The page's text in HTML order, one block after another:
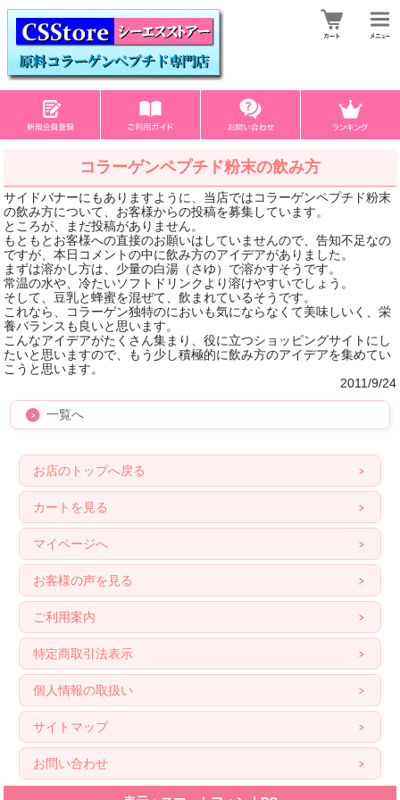
コラーゲンペプチド粉末の飲み方
サイドバナーにもありますように、当店ではコラーゲンペプチド粉末
の飲み方について、お客様からの投稿を募集しています。
ところが、まだ投稿がありません。
もともとお客様への直接のお願いはしていませんので、告知不足なの
ですが、本日コメントの中に飲み方のアイデアがありました。
まずは溶かし方は、少量の白湯（さゆ）で溶かすそうです。
常温の水や、冷たいソフトドリンクより溶けやすいでしょう。
そして、豆乳と蜂蜜を混ぜて、飲まれているそうです。
これなら、コラーゲン独特のにおいも気にならなくて美味しいく、栄
養バランスも良いと思います。
こんなアイデアがたくさん集まり、役に立つショッピングサイトにし
たいと思いますので、もう少し積極的に飲み方のアイデアを集めてい
こうと思います。
2011/9/24
一覧へ
お店のトップへ戻る
カートを見る
マイページへ
お客様の声を見る
ご利用案内
特定商取引法表示
個人情報の取扱い
サイトマップ
お問い合わせ